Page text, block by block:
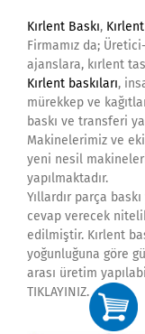
Kırlent Baskı,
Firmamız da;
ajanslara, kırlent
Kırlent baskıları,
mürekkep ve
baskı ve transferi
Makinelerimiz ve
yeni nesil
yapılmaktadır.
Yıllardır parça
cevap verecek
edilmiştir. Kırlent
yoğunluğuna göre
arası üretim
TIKLAYINIZ.